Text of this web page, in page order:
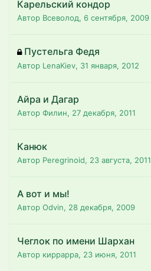
Карельский кондор
Автор Всеволод, 6 сентября, 2009
Пустельга Федя
Автор LenaKiev, 31 января, 2012
Айра и Дагар
Автор Филин, 27 декабря, 2011
Канюк
Автор Peregrinoid, 23 августа, 2011
А вот и мы!
Автор Odvin, 28 декабря, 2009
Чеглок по имени Шархан
Автор киррарра, 23 июня, 2011